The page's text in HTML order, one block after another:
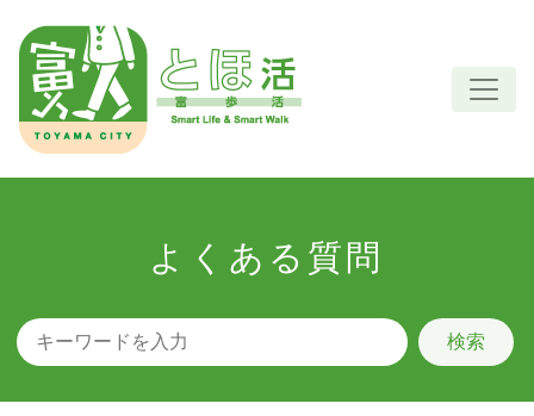
content
よくある質問
検索